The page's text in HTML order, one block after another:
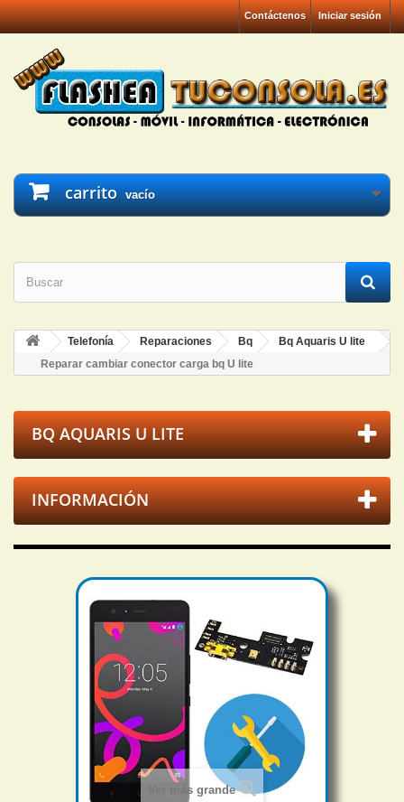
Iniciar sesión
Contáctenos
carrito vacío
Telefonía Reparaciones Bq
Bq Aquaris U lite
Reparar cambiar conector carga bq U lite
BQ AQUARIS U LITE
INFORMACIÓN
Ver más grande